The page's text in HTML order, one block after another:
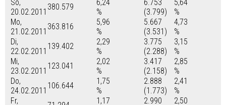
So,
20.02.2011
380.579
6,24
%
6.753
(3.799)
5,64
%
Mo,
21.02.2011
363.816
5,96
%
5.667
(3.531)
4,73
%
Di,
22.02.2011
139.402
2,29
%
3.775
(2.288)
3,15
%
Mi,
23.02.2011
123.041
2,02
%
3.417
(2.158)
2,85
%
Do,
24.02.2011
106.644
1,75
%
2.888
(1.773)
2,41
%
Fr,
1,17
2.990
2,50